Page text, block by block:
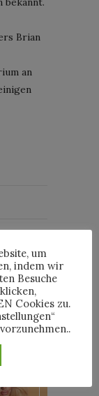
Brian
an
um
indem wir
Besuche
Cookies zu.